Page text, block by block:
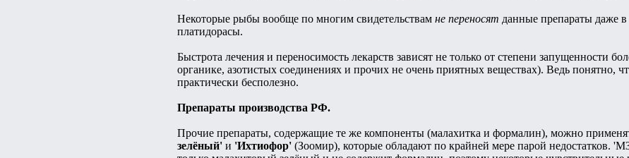
Некоторые рыбы вообще по многим свидетельствам не переносят данные препараты даже
платидорасы.
Быстрота лечения и переносимость лекарств зависят не только от степени запущенности
органике, азотистых соединениях и прочих не очень приятных веществах). Ведь понятно,
практически бесполезно.
Препараты производства РФ.
Прочие препараты, содержащие те же компоненты (малахитка и формалин), можно
зелёный' и 'Ихтиофор' (Зоомир), которые обладают по крайней мере парой недостатков.